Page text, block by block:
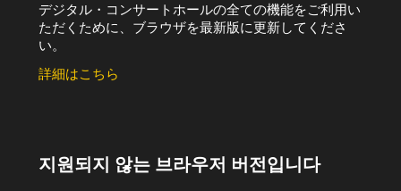
デジタル・コンサートホールの全ての機能をご利用い
ただくために、ブラウザを最新版に更新してくださ
い。
詳細はこちら
지원되지 않는 브라우저 버전입니다